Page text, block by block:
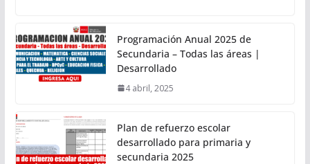
Programación Anual 2025 de
Secundaria – Todas las áreas |
Desarrollado
4 abril, 2025
Plan de refuerzo escolar
desarrollado para primaria y
secundaria 2025